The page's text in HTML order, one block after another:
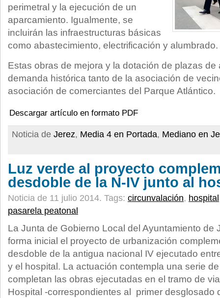
perimetral y la ejecución de un
aparcamiento. Igualmente, se
incluirán las infraestructuras básicas
como abastecimiento, electrificación y alumbrado.
Estas obras de mejora y la dotación de plazas
demanda histórica tanto de la asociación de
asociación de comerciantes del Parque Atlántico.
Descargar artículo en formato PDF
Noticia de Jerez, Media 4 en Portada, Mediano en
Luz verde al proyecto
desdoble de la N-IV junto al
Noticia de 11 julio 2014. Tags: circunvalación, hospital
pasarela peatonal
La Junta de Gobierno Local del Ayuntamiento de
forma inicial el proyecto de urbanización
desdoble de la antigua nacional IV ejecutado
y el hospital. La actuación contempla una serie
completan las obras ejecutadas en el tramo de
Hospital -correspondientes al primer desglosado